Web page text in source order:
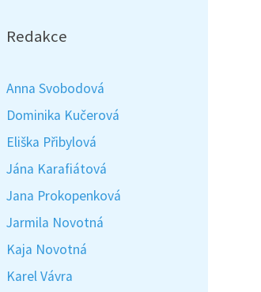
Redakce
Anna Svobodová
Dominika Kučerová
Eliška Přibylová
Jána Karafiátová
Jana Prokopenková
Jarmila Novotná
Kaja Novotná
Karel Vávra